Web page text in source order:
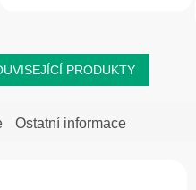
PRODUKTY
Ostatní informace